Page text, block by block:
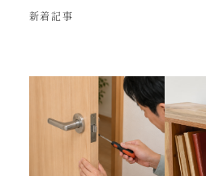
新着記事